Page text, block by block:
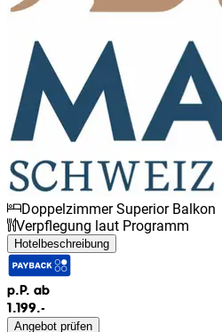
Doppelzimmer Superior Balkon
Verpflegung laut Programm
Hotelbeschreibung
p.P. ab
1.199.-
Angebot prüfen